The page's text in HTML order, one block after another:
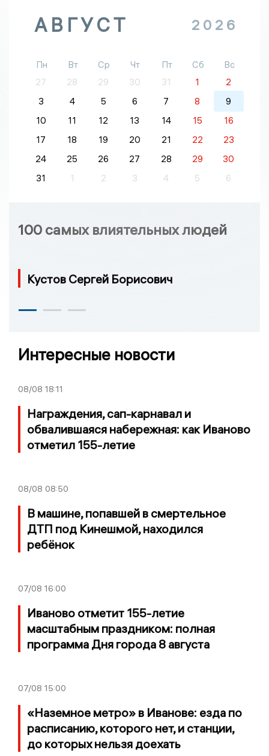
АВГУСТ 2026
Пн Вт Ср Чт Пт Сб
Вс
27
28 29 30 31 1
2
3
4 5 6 7 8
9
10
11 12 13 14 15
16
17
18 19 20 21 22
23
24
25 26 27 28 29
30
31
1 2 3 4 5 6
100 самых влиятельных людей
Кустов Сергей Борисович
Интересные новости
08/08 18:11
Награждения, сап-карнавал и
обвалившаяся набережная: как Иваново
отметил 155-летие
08/08 08:50
В машине, попавшей в смертельное
ДТП под Кинешмой, находился
ребёнок
07/08 16:00
Иваново отметит 155-летие
масштабным праздником: полная
программа Дня города 8 августа
07/08 15:00
«Наземное метро» в Иванове: езда по
расписанию, которого нет, и станции,
до которых нельзя доехать